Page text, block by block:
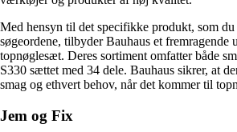
Med hensyn til det specifikke produkt, som
søgeordene, tilbyder Bauhaus et fremragende
topnøglesæt. Deres sortiment omfatter både
S330 sættet med 34 dele. Bauhaus sikrer, at
smag og ethvert behov, når det kommer til
Jem og Fix